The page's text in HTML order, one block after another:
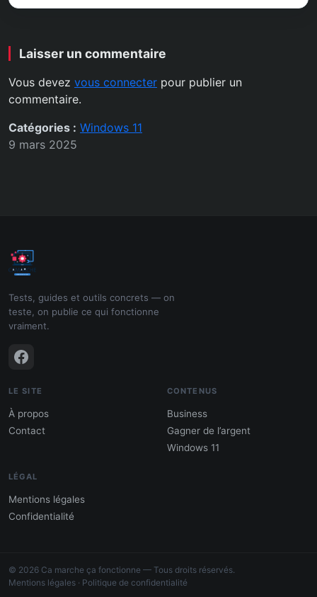
Laisser un commentaire
Vous devez vous connecter pour publier un
commentaire.
Catégories : Windows 11
9 mars 2025
Tests, guides et outils concrets — on
teste, on publie ce qui fonctionne
vraiment.
LE SITE
À propos
Contact
CONTENUS
Business
Gagner de l’argent
Windows 11
LÉGAL
Mentions légales
Confidentialité
© 2026 Ca marche ça fonctionne — Tous droits réservés.
Mentions légales · Politique de confidentialité
l'argent
Gagne 300 € – 5 000 € / mois · Guide testé